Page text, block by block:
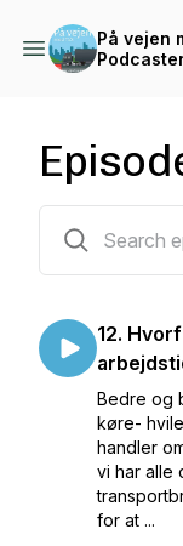
På vejen
12.
Bedre og
køre-
handler
vi har alle
for at ...